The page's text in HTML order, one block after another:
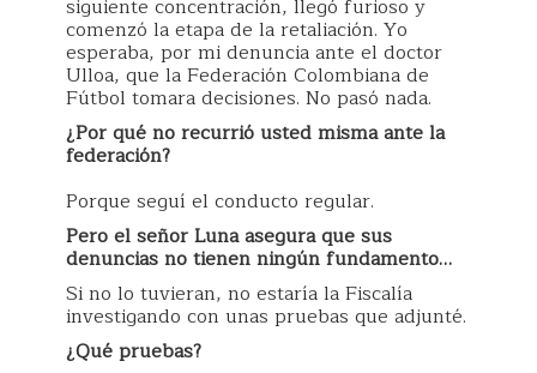
siguiente concentración, llegó furioso y
comenzó la etapa de la retaliación. Yo
esperaba, por mi denuncia ante el doctor
Ulloa, que la Federación Colombiana de
Fútbol tomara decisiones. No pasó nada.
¿Por qué no recurrió usted misma ante la
federación?
Porque seguí el conducto regular.
Pero el señor Luna asegura que sus
denuncias no tienen ningún fundamento…
Si no lo tuvieran, no estaría la Fiscalía
investigando con unas pruebas que adjunté.
¿Qué pruebas?